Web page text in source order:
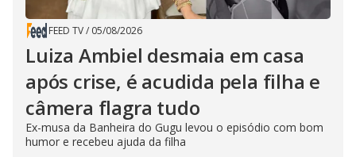
FEED TV/ 05/08/2026
Luiza Ambiel desmaia em casa
após crise, é acudida pela filha e
câmera flagra tudo
Ex-musa da Banheira do Gugu levou o episódio com bom
humor e recebeu ajuda da filha